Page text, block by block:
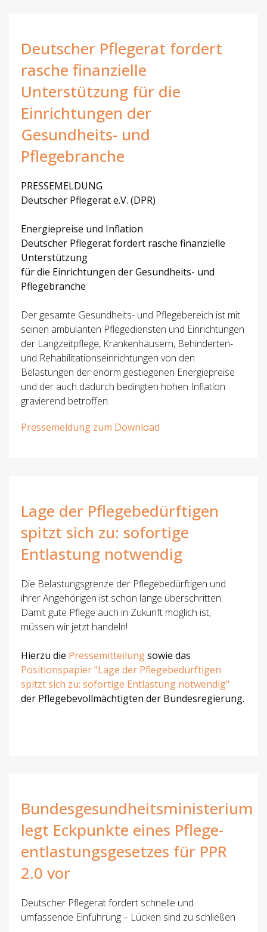
Deutscher Pflegerat fordert
rasche finanzielle
Unterstützung für die
Einrichtungen der
Gesundheits- und
Pflegebranche
PRESSEMELDUNG
Deutscher Pflegerat e.V. (DPR)
Energiepreise und Inflation
Deutscher Pflegerat fordert rasche finanzielle
Unterstützung
für die Einrichtungen der Gesundheits- und
Pflegebranche
Der gesamte Gesundheits- und Pflegebereich ist mit
seinen ambulanten Pflegediensten und Einrichtungen
der Langzeitpflege, Krankenhäusern, Behinderten-
und Rehabilitationseinrichtungen von den
Belastungen der enorm gestiegenen Energiepreise
und der auch dadurch bedingten hohen Inflation
gravierend betroffen.
Pressemeldung zum Download
Lage der Pflegebedürftigen
spitzt sich zu: sofortige
Entlastung notwendig
Die Belastungsgrenze der Pflegebedürftigen und
ihrer Angehörigen ist schon lange überschritten.
Damit gute Pflege auch in Zukunft möglich ist,
müssen wir jetzt handeln!
Hierzu die Pressemitteilungsowie das
Positionspapier "Lage der Pflegebedürftigen
spitzt sich zu: sofortige Entlastung notwendig"
der Pflegebevollmächtigten der Bundesregierung.
Bundesgesundheitsministerium
legt Eckpunkte eines Pflege-
entlastungsgesetzes für PPR
2.0 vor
Deutscher Pflegerat fordert schnelle und
umfassende Einführung – Lücken sind zu schließen